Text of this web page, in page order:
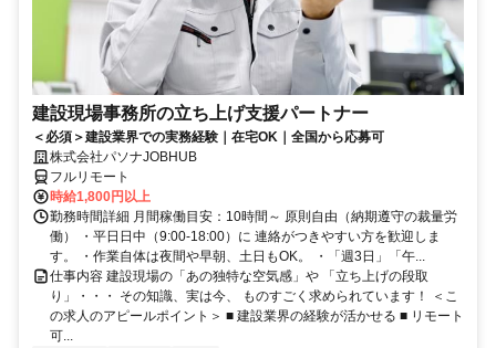
建設現場事務所の立ち上げ支援パートナー
＜必須＞建設業界での実務経験｜在宅OK｜全国から応募可
株式会社パソナJOBHUB
フルリモート
時給1,800円以上
勤務時間詳細 月間稼働目安：10時間～ 原則自由（納期遵守の裁量労
働） ・平日日中（9:00-18:00）に 連絡がつきやすい方を歓迎しま
す。 ・作業自体は夜間や早朝、土日もOK。 ・「週3日」「午...
仕事内容 建設現場の「あの独特な空気感」や 「立ち上げの段取
り」・・・ その知識、実は今、 ものすごく求められています！ ＜こ
の求人のアピールポイント＞ ■ 建設業界の経験が活かせる ■ リモート
可...